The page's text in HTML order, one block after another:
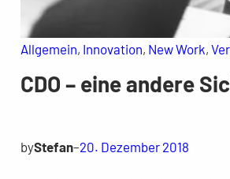
Allgemein, Innovation, New Work,
CDO – eine andere
byStefan–20. Dezember 2018